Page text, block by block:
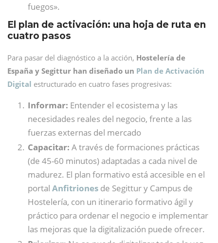
fuegos».
El plan de activación: una hoja de ruta en
cuatro pasos
Para pasar del diagnóstico a la acción, Hostelería de
España y Segittur han diseñado un Plan de Activación
Digital estructurado en cuatro fases progresivas:
Informar: Entender el ecosistema y las
necesidades reales del negocio, frente a las
fuerzas externas del mercado
Capacitar: A través de formaciones prácticas
(de 45-60 minutos) adaptadas a cada nivel de
madurez. El plan formativo está accesible en el
portal Anfitriones de Segittur y Campus de
Hostelería, con un itinerario formativo ágil y
práctico para ordenar el negocio e implementar
las mejoras que la digitalización puede ofrecer.